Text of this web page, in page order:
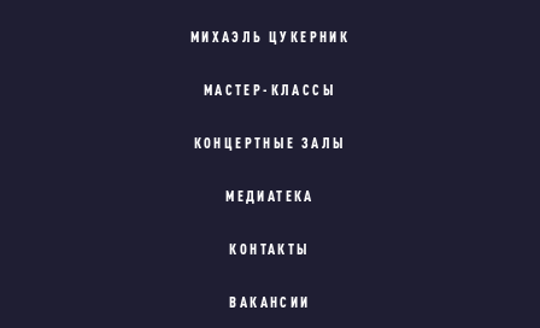
МИХАЭЛЬ ЦУКЕРНИК
МАСТЕР-КЛАССЫ
КОНЦЕРТНЫЕ ЗАЛЫ
МЕДИАТЕКА
КОНТАКТЫ
ВАКАНСИИ